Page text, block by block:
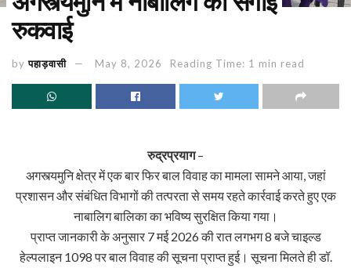
रुकवाई
by पहाड़वासी May 8, 2026 Reading Time: 1 min read
रुद्रप्रयाग–
अगस्त्यमुनि क्षेत्र में एक बार फिर बाल विवाह का मामला सामने आया, जहां
प्रशासन और संबंधित विभागों की तत्परता से समय रहते कार्रवाई करते हुए एक
नाबालिग बालिका का भविष्य सुरक्षित किया गया।
प्राप्त जानकारी के अनुसार 7 मई 2026 की रात लगभग 8 बजे चाइल्ड
हेल्पलाइन 1098 पर बाल विवाह की सूचना प्राप्त हुई। सूचना मिलते ही डॉ.